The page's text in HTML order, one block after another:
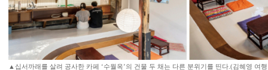
▲십서까래를 살려 공사한 카페 ‘수월옥’의 건물 두 채는 다른 분위기를 띤다.(김혜영 여